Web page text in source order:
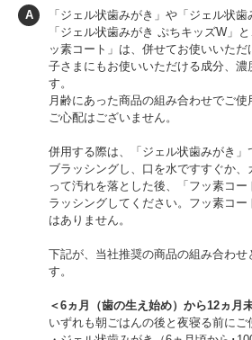
A
「ジェル状歯みがき」や「ジェル状歯
「ジェル状歯みがき ぷちキッズW」
ッ素コート」は、併せてお使いいただ
子さまにもお使いいただける成分、濃
す。
月齢にあった商品の組み合わせでご使
ご心配はございません。
併用する際は、「ジェル状歯みがき」
ブラッシングし、口を水ですすぐか、
って汚れを落とした後、「フッ素コ
ラッシングしてください。フッ素コ
はありません。
下記が、当社推奨の商品の組み合わせ
す。
＜6ヵ月（歯の生え始め）から12ヵ月
いずれも朝ごはんの後と夜寝る前にご